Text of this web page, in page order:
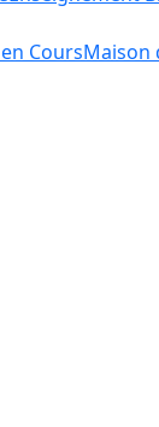
CoursMaison